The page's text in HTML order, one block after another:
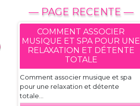
— PAGE RECENTE —
COMMENT ASSOCIER
MUSIQUE ET SPA POUR UNE
RELAXATION ET DÉTENTE
TOTALE
Comment associer musique et spa
pour une relaxation et détente
totale...